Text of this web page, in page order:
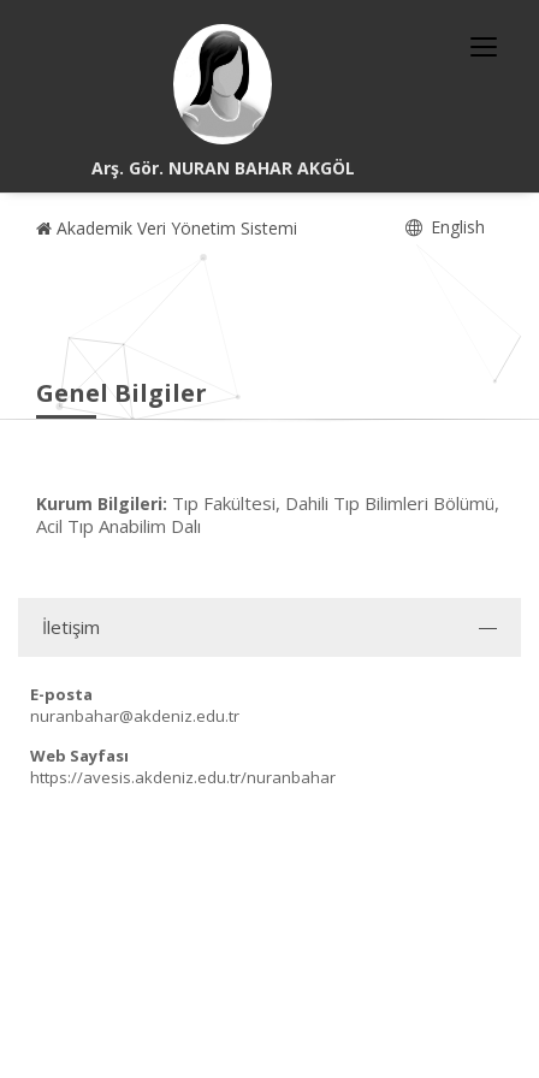
Arş. Gör. NURAN BAHAR AKGÖL
Akademik Veri Yönetim Sistemi English
Genel Bilgiler
Kurum Bilgileri: Tıp Fakültesi, Dahili Tıp Bilimleri Bölümü,
Acil Tıp Anabilim Dalı
İletişim
E-posta
nuranbahar@akdeniz.edu.tr
Web Sayfası
https://avesis.akdeniz.edu.tr/nuranbahar